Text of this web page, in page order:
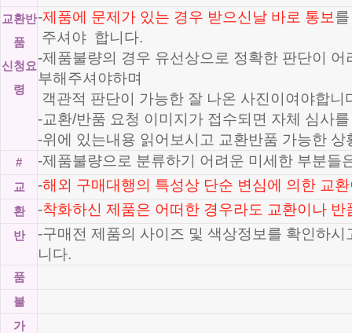
교환반
품
신청요
령
-제품에 문제가 있는 경우 받으신날 바로 통보
주셔야 합니다.
-제품불량의 경우 유선상으로 정확한 판단이
부해주셔야하며
객관적 판단이 가능한 잘 나온 사진이여야합니
-교환/반품 요청 이미지가 접수되면 자체 심사
-위에 있는내용 읽어보시고 교환반품 가능한
# -제품불량으로 분류하기 어려운 미세한 부분들
교 -해외 구매대행의 특성상 단순 변심에 의한 교
환 -착화하신 제품은 어떠한 경우라도 교환이나 반
반
-구매전 제품의 사이즈 및 색상정보를 확인하
니다.
품
불
가